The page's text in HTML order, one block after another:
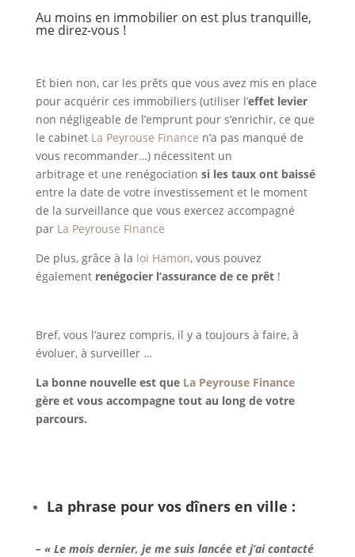
Au moins en immobilier on est plus tranquille,
me direz-vous !
Et bien non, car les prêts que vous avez mis en place
pour acquérir ces immobiliers (utiliser l’effet levier
non négligeable de l’emprunt pour s’enrichir, ce que
le cabinet La Peyrouse Finance n’a pas manqué de
vous recommander…) nécessitent un
arbitrage et une renégociation si les taux ont baissé
entre la date de votre investissement et le moment
de la surveillance que vous exercez accompagné
par La Peyrouse Finance
De plus, grâce à la loi Hamon, vous pouvez
également renégocier l’assurance de ce prêt !
Bref, vous l’aurez compris, il y a toujours à faire, à
évoluer, à surveiller …
La bonne nouvelle est que La Peyrouse Finance
gère et vous accompagne tout au long de votre
parcours.
La phrase pour vos dîners en ville :
– « Le mois dernier, je me suis lancée et j’ai contacté